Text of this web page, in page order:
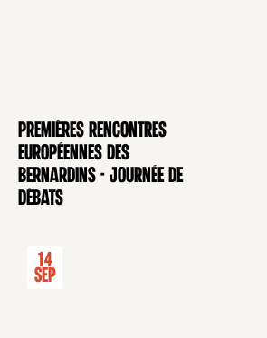
CONFÉRENCE
Premières rencontres
européennes des
Bernardins - Journée de
débats
14
Sep